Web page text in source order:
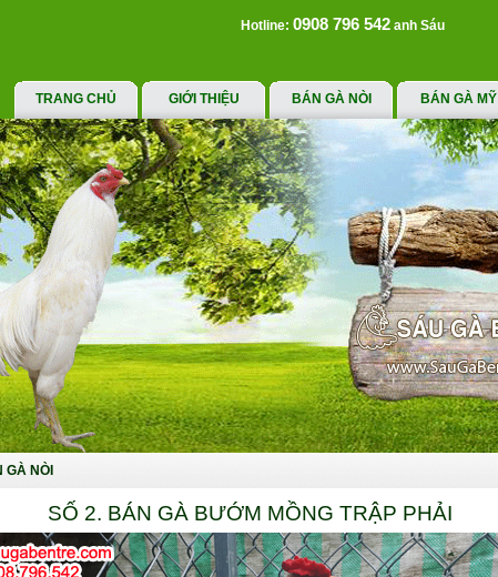
Hotline: 0908 796 542 anh Sáu
TRANG CHỦ GIỚI THIỆU BÁN GÀ NÒI BÁN GÀ MỸ
GÀ NÒI
SỐ 2. BÁN GÀ BƯỚM MỒNG TRẬP PHẢI